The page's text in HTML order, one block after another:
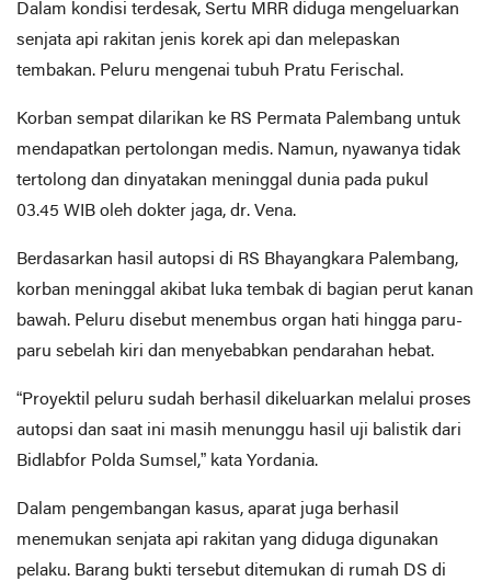
Dalam kondisi terdesak, Sertu MRR diduga mengeluarkan
senjata api rakitan jenis korek api dan melepaskan
tembakan. Peluru mengenai tubuh Pratu Ferischal.
Korban sempat dilarikan ke RS Permata Palembang untuk
mendapatkan pertolongan medis. Namun, nyawanya tidak
tertolong dan dinyatakan meninggal dunia pada pukul
03.45 WIB oleh dokter jaga, dr. Vena.
Berdasarkan hasil autopsi di RS Bhayangkara Palembang,
korban meninggal akibat luka tembak di bagian perut kanan
bawah. Peluru disebut menembus organ hati hingga paru-
paru sebelah kiri dan menyebabkan pendarahan hebat.
“Proyektil peluru sudah berhasil dikeluarkan melalui proses
autopsi dan saat ini masih menunggu hasil uji balistik dari
Bidlabfor Polda Sumsel,” kata Yordania.
Dalam pengembangan kasus, aparat juga berhasil
menemukan senjata api rakitan yang diduga digunakan
pelaku. Barang bukti tersebut ditemukan di rumah DS di